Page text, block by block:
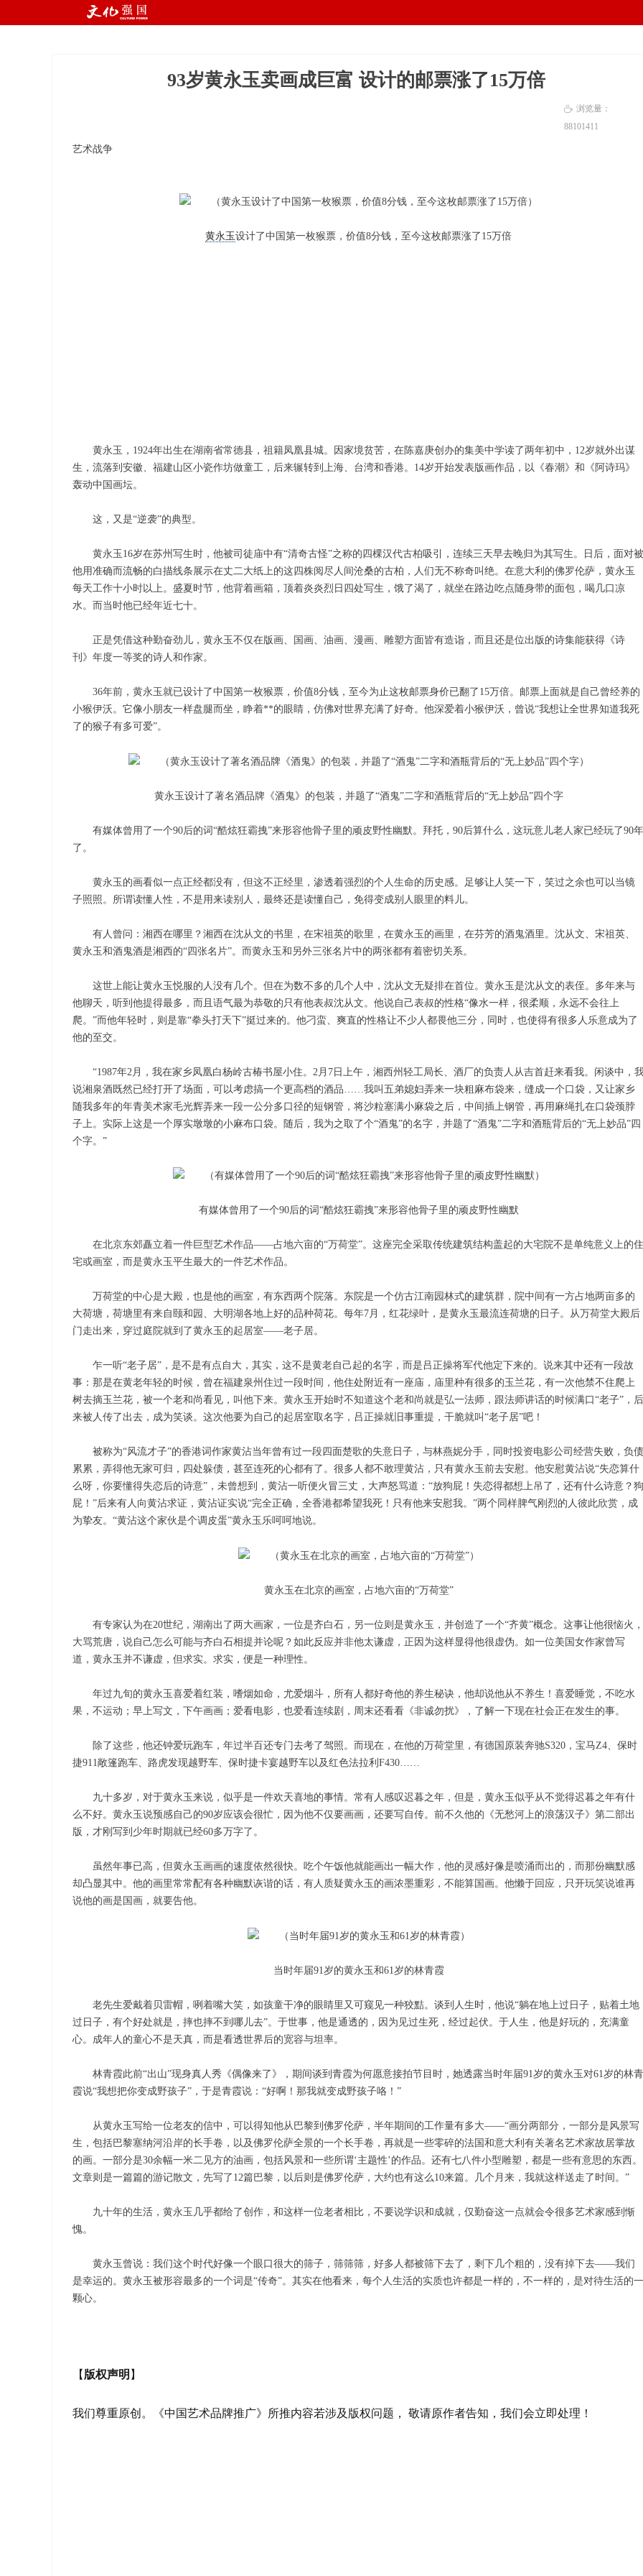
艺术战争
黄永玉设计了中国第一枚猴票，价值8分钱，至今这枚邮票涨了15万倍
黄永玉，1924年出生在湖南省常德县，祖籍凤凰县城。因家境贫苦，在陈嘉庚创办的集美中学读了两年初中，12岁就外出谋
生，流落到安徽、福建山区小瓷作坊做童工，后来辗转到上海、台湾和香港。14岁开始发表版画作品，以《春潮》和《阿诗玛》
轰动中国画坛。
这，又是“逆袭”的典型。
黄永玉16岁在苏州写生时，他被司徒庙中有“清奇古怪”之称的四棵汉代古柏吸引，连续三天早去晚归为其写生。日后，面对被
他用准确而流畅的白描线条展示在丈二大纸上的这四株阅尽人间沧桑的古柏，人们无不称奇叫绝。在意大利的佛罗伦萨，黄永玉
每天工作十小时以上。盛夏时节，他背着画箱，顶着炎炎烈日四处写生，饿了渴了，就坐在路边吃点随身带的面包，喝几口凉
水。而当时他已经年近七十。
正是凭借这种勤奋劲儿，黄永玉不仅在版画、国画、油画、漫画、雕塑方面皆有造诣，而且还是位出版的诗集能获得《诗
刊》年度一等奖的诗人和作家。
36年前，黄永玉就已设计了中国第一枚猴票，价值8分钱，至今为止这枚邮票身价已翻了15万倍。邮票上面就是自己曾经养的
小猴伊沃。它像小朋友一样盘腿而坐，睁着**的眼睛，仿佛对世界充满了好奇。他深爱着小猴伊沃，曾说“我想让全世界知道我死
了的猴子有多可爱”。
黄永玉设计了著名酒品牌《酒鬼》的包装，并题了“酒鬼”二字和酒瓶背后的“无上妙品”四个字
有媒体曾用了一个90后的词“酷炫狂霸拽”来形容他骨子里的顽皮野性幽默。拜托，90后算什么，这玩意儿老人家已经玩了90年
了。
黄永玉的画看似一点正经都没有，但这不正经里，渗透着强烈的个人生命的历史感。足够让人笑一下，笑过之余也可以当镜
子照照。所谓读懂人性，不是用来读别人，最终还是读懂自己，免得变成别人眼里的料儿。
有人曾问：湘西在哪里？湘西在沈从文的书里，在宋祖英的歌里，在黄永玉的画里，在芬芳的酒鬼酒里。沈从文、宋祖英、
黄永玉和酒鬼酒是湘西的“四张名片”。而黄永玉和另外三张名片中的两张都有着密切关系。
这世上能让黄永玉悦服的人没有几个。但在为数不多的几个人中，沈从文无疑排在首位。黄永玉是沈从文的表侄。多年来与
他聊天，听到他提得最多，而且语气最为恭敬的只有他表叔沈从文。他说自己表叔的性格“像水一样，很柔顺，永远不会往上
爬。”而他年轻时，则是靠“拳头打天下”挺过来的。他刁蛮、爽直的性格让不少人都畏他三分，同时，也使得有很多人乐意成为了
他的至交。
“1987年2月，我在家乡凤凰白杨岭古椿书屋小住。2月7日上午，湘西州轻工局长、酒厂的负责人从吉首赶来看我。闲谈中，
说湘泉酒既然已经打开了场面，可以考虑搞一个更高档的酒品……我叫五弟媳妇弄来一块粗麻布袋来，缝成一个口袋，又让家乡
随我多年的年青美术家毛光辉弄来一段一公分多口径的短钢管，将沙粒塞满小麻袋之后，中间插上钢管，再用麻绳扎在口袋颈脖
子上。实际上这是一个厚实墩墩的小麻布口袋。随后，我为之取了个“酒鬼”的名字，并题了“酒鬼”二字和酒瓶背后的“无上妙品”四
个字。”
有媒体曾用了一个90后的词“酷炫狂霸拽”来形容他骨子里的顽皮野性幽默
在北京东郊矗立着一件巨型艺术作品——占地六亩的“万荷堂”。这座完全采取传统建筑结构盖起的大宅院不是单纯意义上的住
宅或画室，而是黄永玉平生最大的一件艺术作品。
万荷堂的中心是大殿，也是他的画室，有东西两个院落。东院是一个仿古江南园林式的建筑群，院中间有一方占地两亩多的
大荷塘，荷塘里有来自颐和园、大明湖各地上好的品种荷花。每年7月，红花绿叶，是黄永玉最流连荷塘的日子。从万荷堂大殿后
门走出来，穿过庭院就到了黄永玉的起居室——老子居。
乍一听“老子居”，是不是有点自大，其实，这不是黄老自己起的名字，而是吕正操将军代他定下来的。说来其中还有一段故
事：那是在黄老年轻的时候，曾在福建泉州住过一段时间，他住处附近有一座庙，庙里种有很多的玉兰花，有一次他禁不住爬上
树去摘玉兰花，被一个老和尚看见，叫他下来。黄永玉开始时不知道这个老和尚就是弘一法师，跟法师讲话的时候满口“老子”，后
来被人传了出去，成为笑谈。这次他要为自己的起居室取名字，吕正操就旧事重提，干脆就叫“老子居”吧！
被称为“风流才子”的香港词作家黄沾当年曾有过一段四面楚歌的失意日子，与林燕妮分手，同时投资电影公司经营失败，负债
累累，弄得他无家可归，四处躲债，甚至连死的心都有了。很多人都不敢理黄沾，只有黄永玉前去安慰。他安慰黄沾说“失恋算什
么呀，你要懂得失恋后的诗意”，未曾想到，黄沾一听便火冒三丈，大声怒骂道：“放狗屁！失恋得都想上吊了，还有什么诗意？狗
屁！”后来有人向黄沾求证，黄沾证实说“完全正确，全香港都希望我死！只有他来安慰我。”两个同样脾气刚烈的人彼此欣赏，成
为挚友。“黄沾这个家伙是个调皮蛋”黄永玉乐呵呵地说。
黄永玉在北京的画室，占地六亩的“万荷堂”
有专家认为在20世纪，湖南出了两大画家，一位是齐白石，另一位则是黄永玉，并创造了一个“齐黄”概念。这事让他很恼火，
大骂荒唐，说自己怎么可能与齐白石相提并论呢？如此反应并非他太谦虚，正因为这样显得他很虚伪。如一位美国女作家曾写
道，黄永玉并不谦虚，但求实。求实，便是一种理性。
年过九旬的黄永玉喜爱着红装，嗜烟如命，尤爱烟斗，所有人都好奇他的养生秘诀，他却说他从不养生！喜爱睡觉，不吃水
果，不运动；早上写文，下午画画；爱看电影，也爱看连续剧，周末还看看《非诚勿扰》，了解一下现在社会正在发生的事。
除了这些，他还钟爱玩跑车，年过半百还专门去考了驾照。而现在，在他的万荷堂里，有德国原装奔驰S320，宝马Z4、保时
捷911敞篷跑车、路虎发现越野车、保时捷卡宴越野车以及红色法拉利F430……
九十多岁，对于黄永玉来说，似乎是一件欢天喜地的事情。常有人感叹迟暮之年，但是，黄永玉似乎从不觉得迟暮之年有什
么不好。黄永玉说预感自己的90岁应该会很忙，因为他不仅要画画，还要写自传。前不久他的《无愁河上的浪荡汉子》第二部出
版，才刚写到少年时期就已经60多万字了。
虽然年事已高，但黄永玉画画的速度依然很快。吃个午饭他就能画出一幅大作，他的灵感好像是喷涌而出的，而那份幽默感
却凸显其中。他的画里常常配有各种幽默诙谐的话，有人质疑黄永玉的画浓墨重彩，不能算国画。他懒于回应，只开玩笑说谁再
说他的画是国画，就要告他。
当时年届91岁的黄永玉和61岁的林青霞
老先生爱戴着贝雷帽，咧着嘴大笑，如孩童干净的眼睛里又可窥见一种狡黠。谈到人生时，他说“躺在地上过日子，贴着土地
过日子，有个好处就是，摔也摔不到哪儿去”。于世事，他是通透的，因为见过生死，经过起伏。于人生，他是好玩的，充满童
心。成年人的童心不是天真，而是看透世界后的宽容与坦率。
林青霞此前“出山”现身真人秀《偶像来了》，期间谈到青霞为何愿意接拍节目时，她透露当时年届91岁的黄永玉对61岁的林青
霞说“我想把你变成野孩子”，于是青霞说：“好啊！那我就变成野孩子咯！”
从黄永玉写给一位老友的信中，可以得知他从巴黎到佛罗伦萨，半年期间的工作量有多大——“画分两部分，一部分是风景写
生，包括巴黎塞纳河沿岸的长手卷，以及佛罗伦萨全景的一个长手卷，再就是一些零碎的法国和意大利有关著名艺术家故居掌故
的画。一部分是30余幅一米二见方的油画，包括风景和一些所谓‘主题性’的作品。还有七八件小型雕塑，都是一些有意思的东西。
文章则是一篇篇的游记散文，先写了12篇巴黎，以后则是佛罗伦萨，大约也有这么10来篇。几个月来，我就这样送走了时间。”
九十年的生活，黄永玉几乎都给了创作，和这样一位老者相比，不要说学识和成就，仅勤奋这一点就会令很多艺术家感到惭
愧。
黄永玉曾说：我们这个时代好像一个眼口很大的筛子，筛筛筛，好多人都被筛下去了，剩下几个粗的，没有掉下去——我们
是幸运的。黄永玉被形容最多的一个词是“传奇”。其实在他看来，每个人生活的实质也许都是一样的，不一样的，是对待生活的一
颗心。
【 版权声明 】
我们尊重原创。《中国艺术品牌推广》所推内容若涉及版权问题， 敬请原作者告知，我们会立即处理！
ꄘ 浏览量：
88101411
93岁黄永玉卖画成巨富 设计的邮票涨了15万倍